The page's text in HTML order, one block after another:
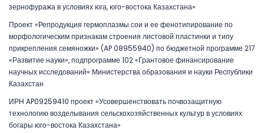
зернофуража в условиях юга, юго-востока Казахстана»
Проект «Репродукция гермоплазмы сои и ее фенотипирование по
морфологическим признакам строения листовой пластинки и типу
прикрепления семяножки» (AP 08955940) по бюджетной программе 217
«Развитие науки», подпрограмме 102 «Грантовое финансирование
научных исследований» Министерства образования и науки Республики
Казахстан
ИРН AP09259410 проект «Усовершенствовать почвозащитную
технологию возделывания сельскохозяйственных культур в условиях
богары юго-востока Казахстана»